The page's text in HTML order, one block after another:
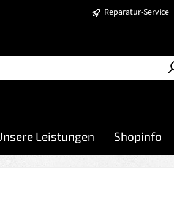
Reparatur-Service
Leistungen Shopinfo